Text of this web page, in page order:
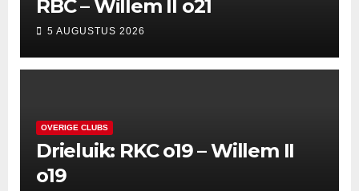
RBC – Willem II o21
5 AUGUSTUS 2026
OVERIGE CLUBS
Drieluik: RKC o19 – Willem II
o19